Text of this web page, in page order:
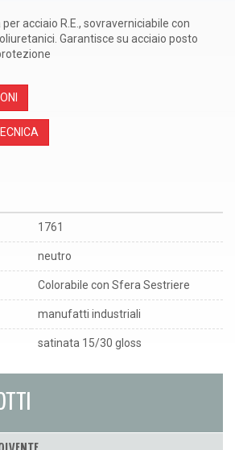
acciaio R.E., sovraverniciabile con
Garantisce su acciaio posto
1761
neutro
Colorabile con Sfera Sestriere
manufatti industriali
satinata 15/30 gloss